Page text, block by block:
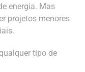
energia. Mas
projetos menores
tipo de